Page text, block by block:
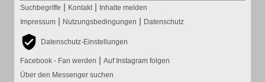
Suchbegriffe | Kontakt | Inhalte melden
Impressum | Nutzungsbedingungen | Datenschutz
Datenschutz-Einstellungen
Facebook - Fan werden | Auf Instagram folgen
Über den Messenger suchen